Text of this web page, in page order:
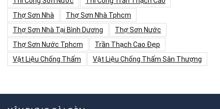
Thợ Sơn Nhà
Thợ Sơn Nhà Tphcm
Thợ Sơn Nhà Tại Bình Dương
Thợ Sơn Nước
Thợ Sơn Nước Tphcm
Trần Thạch Cao Đẹp
Vật Liệu Chống Thấm
Vật Liệu Chống Thấm Sân Thượng